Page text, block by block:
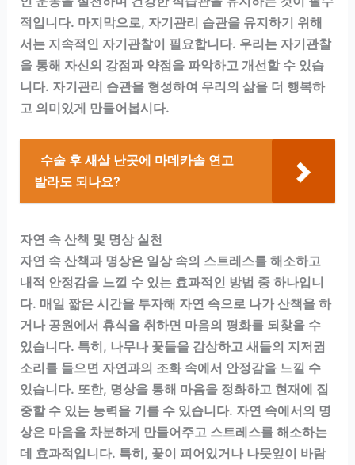
적입니다. 마지막으로, 자기관리 습관을 유지하기 위해
서는 지속적인 자기관찰이 필요합니다. 우리는 자기관찰
을 통해 자신의 강점과 약점을 파악하고 개선할 수 있습
니다. 자기관리 습관을 형성하여 우리의 삶을 더 행복하
고 의미있게 만들어봅시다.
수술 후 새살 난곳에 마데카솔 연고
발라도 되나요?
자연 속 산책 및 명상 실천
자연 속 산책과 명상은 일상 속의 스트레스를 해소하고
내적 안정감을 느낄 수 있는 효과적인 방법 중 하나입니
다. 매일 짧은 시간을 투자해 자연 속으로 나가 산책을 하
거나 공원에서 휴식을 취하면 마음의 평화를 되찾을 수
있습니다. 특히, 나무나 꽃들을 감상하고 새들의 지저귐
소리를 들으면 자연과의 조화 속에서 안정감을 느낄 수
있습니다. 또한, 명상을 통해 마음을 정화하고 현재에 집
중할 수 있는 능력을 기를 수 있습니다. 자연 속에서의 명
상은 마음을 차분하게 만들어주고 스트레스를 해소하는
데 효과적입니다. 특히, 꽃이 피어있거나 나뭇잎이 바람